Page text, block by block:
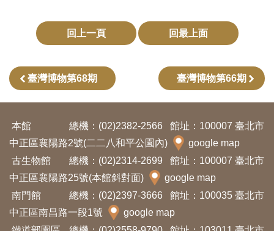
t
回上一頁 回最上面
臺灣博物第68期 臺灣博物第66期
本館 總機：(02)2382-2566
館址：100007 臺北市
中正區襄陽路2號(二二八和平公園內)
google map
古生物館
總機：(02)2314-2699
館址：100007 臺北市
中正區襄陽路25號(本館斜對面)
google map
南門館
總機：(02)2397-3666
館址：100035 臺北市
中正區南昌路一段1號
google map